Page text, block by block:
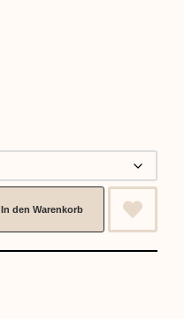
In den Warenkorb